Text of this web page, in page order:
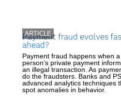
ARTICLE
Payment fraud evolves
ahead?
Payment fraud happens when
person’s private payment
an illegal transaction. As
do the fraudsters. Banks and
advanced analytics techniques
spot anomalies in behavior.